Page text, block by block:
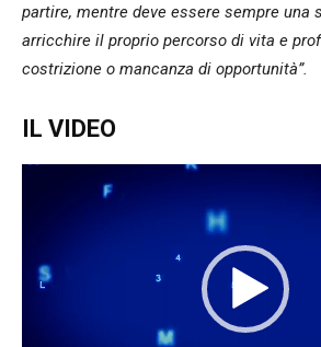
partire, mentre deve essere sempre una
arricchire il proprio percorso di vita e
costrizione o mancanza di opportunità”.
IL VIDEO